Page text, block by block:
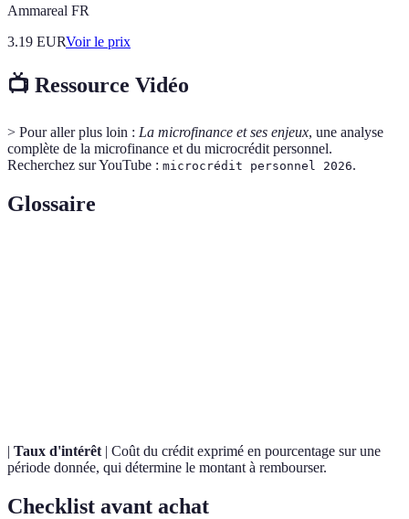
Ammareal FR
3.19 EURVoir le prix
📺 Ressource Vidéo
> Pour aller plus loin : La microfinance et ses enjeux, une analyse
complète de la microfinance et du microcrédit personnel.
Recherchez sur YouTube : microcrédit personnel 2026.
Glossaire
| Taux d'intérêt | Coût du crédit exprimé en pourcentage sur une
période donnée, qui détermine le montant à rembourser.
Checklist avant achat